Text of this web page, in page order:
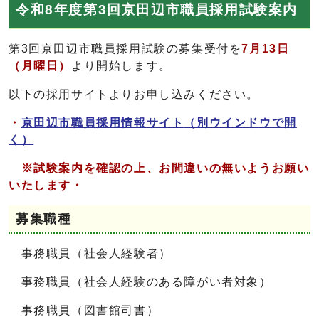
令和8年度第3回京田辺市職員採用試験案内
第3回京田辺市職員採用試験の募集受付を7月13日
（月曜日）
より開始します。
以下の採用サイトよりお申し込みください。
・ 京田辺市職員採用情報サイト
（別ウインドウで開
く）
※試験案内を確認の上、お間違いの無いようお願い
いたします・
募集職種
事務職員（社会人経験者）
事務職員（社会人経験のある障がい者対象）
事務職員（図書館司書）